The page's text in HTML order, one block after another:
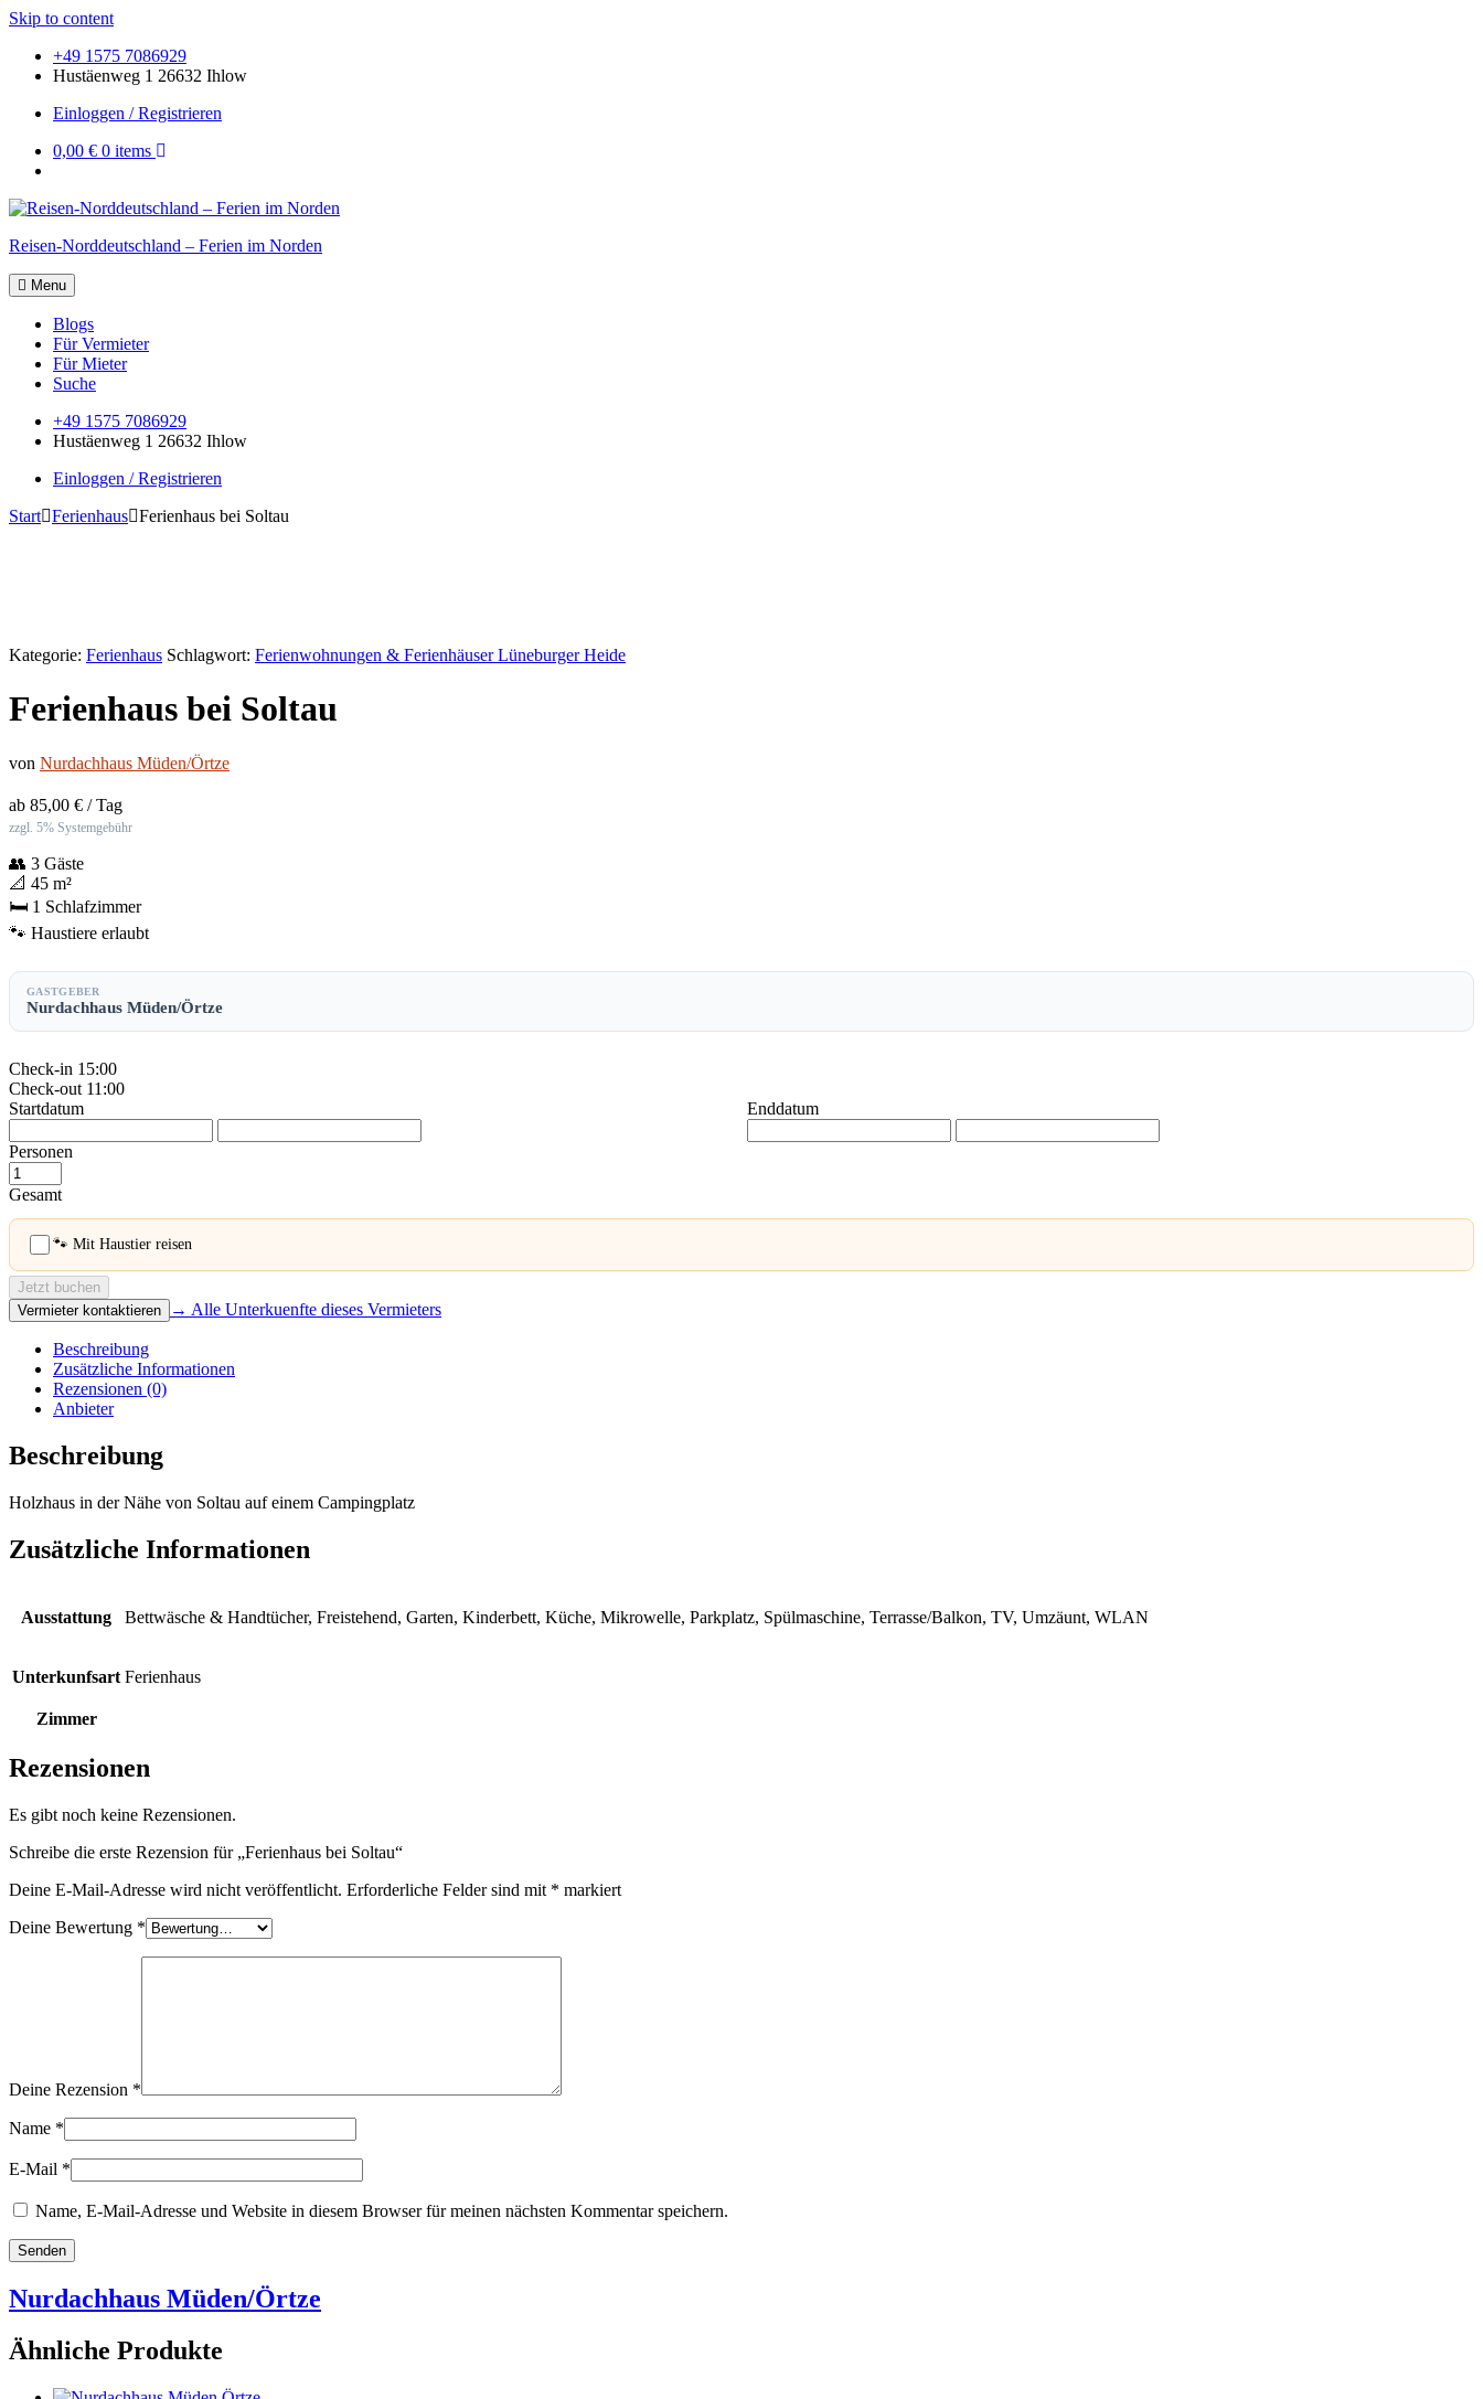
Skip to content
+49 1575 7086929
Hustäenweg 1 26632 Ihlow
Einloggen / Registrieren
0,00 € 0 items
Reisen-Norddeutschland – Ferien im Norden
Menu
Blogs
Für Vermieter
Für Mieter
Suche
+49 1575 7086929
Hustäenweg 1 26632 Ihlow
Einloggen / Registrieren
Start Ferienhaus Ferienhaus bei Soltau
Kategorie: Ferienhaus Schlagwort: Ferienwohnungen & Ferienhäuser Lüneburger Heide
Ferienhaus bei Soltau
von Nurdachhaus Müden/Örtze
ab 85,00 € / Tag
zzgl. 5% Systemgebühr
👥 3 Gäste
📐 45 m²
🛏️ 1 Schlafzimmer
🐾 Haustiere erlaubt
GASTGEBER
Nurdachhaus Müden/Örtze
Check-in 15:00
Check-out 11:00
Startdatum
Enddatum
Personen
Gesamt
🐾 Mit Haustier reisen
Jetzt buchen
Vermieter kontaktieren
→ Alle Unterkuenfte dieses Vermieters
Beschreibung
Zusätzliche Informationen
Rezensionen (0)
Anbieter
Beschreibung
Holzhaus in der Nähe von Soltau auf einem Campingplatz
Zusätzliche Informationen
Ausstattung Bettwäsche & Handtücher, Freistehend, Garten, Kinderbett, Küche, Mikrowelle, Parkplatz, Spülmaschine, Terrasse/Balkon, TV, Umzäunt, WLAN
Unterkunfsart Ferienhaus
Zimmer
Rezensionen
Es gibt noch keine Rezensionen.
Schreibe die erste Rezension für „Ferienhaus bei Soltau“
Deine E-Mail-Adresse wird nicht veröffentlicht. Erforderliche Felder sind mit * markiert
Deine Bewertung *
Deine Rezension *
Name *
E-Mail *
Name, E-Mail-Adresse und Website in diesem Browser für meinen nächsten Kommentar speichern.
Nurdachhaus Müden/Örtze
Ähnliche Produkte